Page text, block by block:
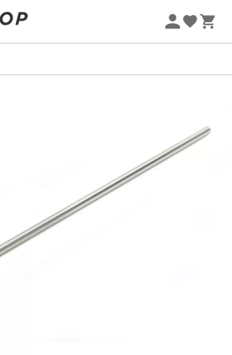
-5% DODATKOWO przy zakupie 2